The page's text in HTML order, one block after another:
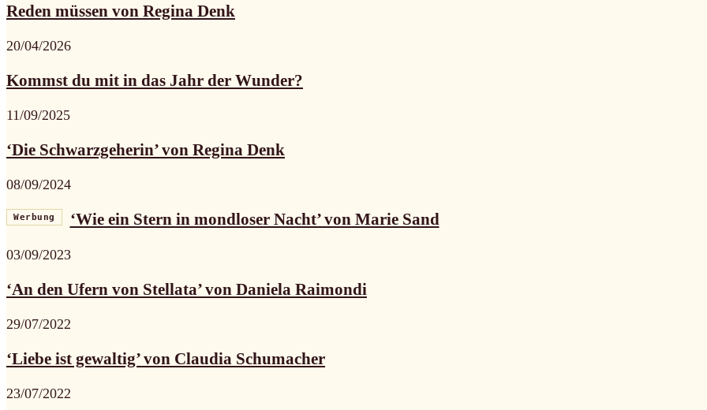
Reden müssen von Regina Denk
20/04/2026
Kommst du mit in das Jahr der Wunder?
11/09/2025
‘Die Schwarzgeherin’ von Regina Denk
08/09/2024
Werbung ‘Wie ein Stern in mondloser Nacht’ von Marie Sand
03/09/2023
‘An den Ufern von Stellata’ von Daniela Raimondi
29/07/2022
‘Liebe ist gewaltig’ von Claudia Schumacher
23/07/2022